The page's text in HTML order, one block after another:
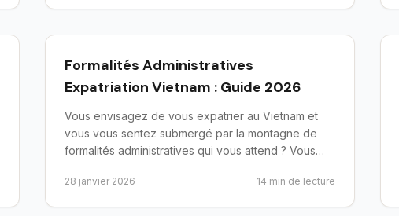
Formalités Administratives
Expatriation Vietnam : Guide 2026
Vous envisagez de vous expatrier au Vietnam et
vous vous sentez submergé par la montagne de
formalités administratives qui vous attend ? Vous
28 janvier 2026 14 min de lecture